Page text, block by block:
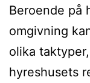
Beroende på
omgivning
olika
hyreshusets